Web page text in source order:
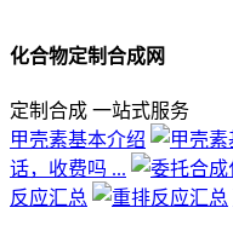
化合物定制合成网
定制合成 一站式服务
甲壳素基本介绍
话，收费吗 ...
反应汇总